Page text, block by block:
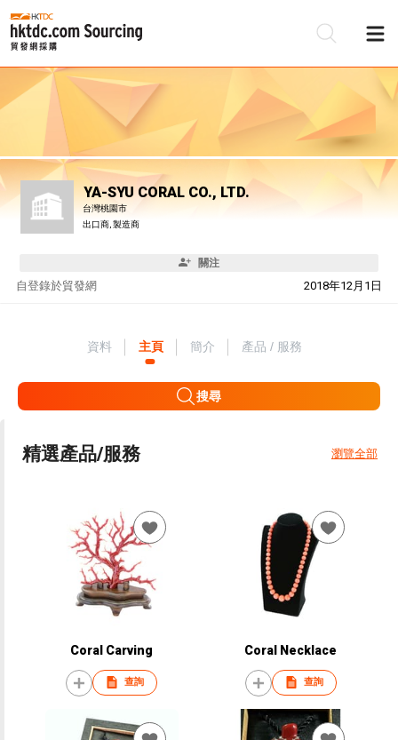
YA-SYU CORAL CO., LTD.
台灣桃園市
出口商, 製造商
關注
自 2018年12月1日
登錄於貿發網
資料 主頁 簡介 產品 / 服務
搜尋
精選產品/服務 瀏覽全部
Coral Carving
查詢
Coral Necklace
查詢